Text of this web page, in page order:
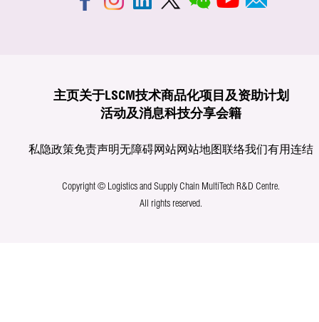
主页关于LSCM技术商品化项目及资助计划
活动及消息科技分享会籍
私隐政策免责声明无障碍网站网站地图联络我们有用连结
Copyright © Logistics and Supply Chain MultiTech R&D Centre.
All rights reserved.